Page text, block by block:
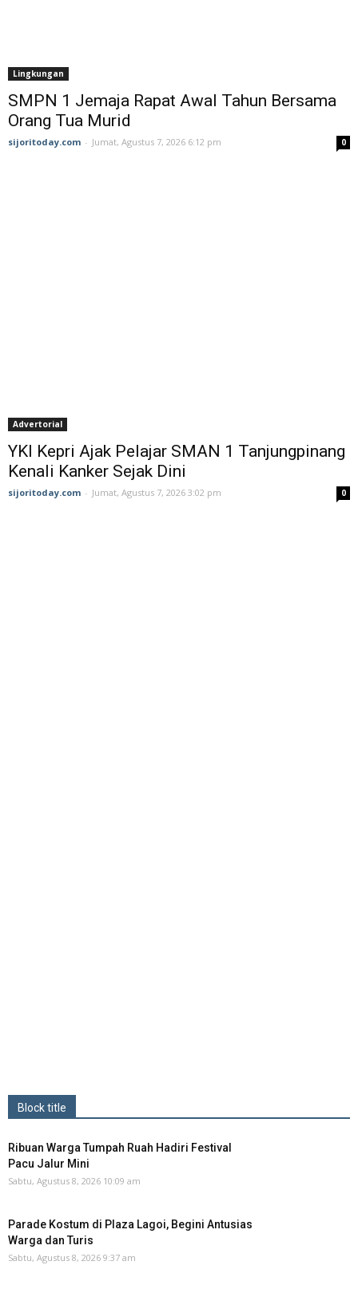
Lingkungan
SMPN 1 Jemaja Rapat Awal Tahun Bersama
Orang Tua Murid ‎
sijoritoday.com - Jumat, Agustus 7, 2026 6:12 pm 0
Advertorial
YKI Kepri Ajak Pelajar SMAN 1 Tanjungpinang
Kenali Kanker Sejak Dini
sijoritoday.com - Jumat, Agustus 7, 2026 3:02 pm 0
Block title
Ribuan Warga Tumpah Ruah Hadiri Festival
Pacu Jalur Mini
Sabtu, Agustus 8, 2026 10:09 am
Parade Kostum di Plaza Lagoi, Begini Antusias
Warga dan Turis
Sabtu, Agustus 8, 2026 9:37 am